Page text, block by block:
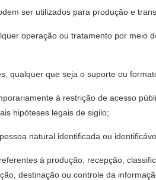
ser utilizados para produção e
operação ou tratamento por
qualquer que seja o suporte ou
à restrição de acesso
hipóteses legais de sigilo;
natural identificada ou
à produção, recepção,
destinação ou controle da